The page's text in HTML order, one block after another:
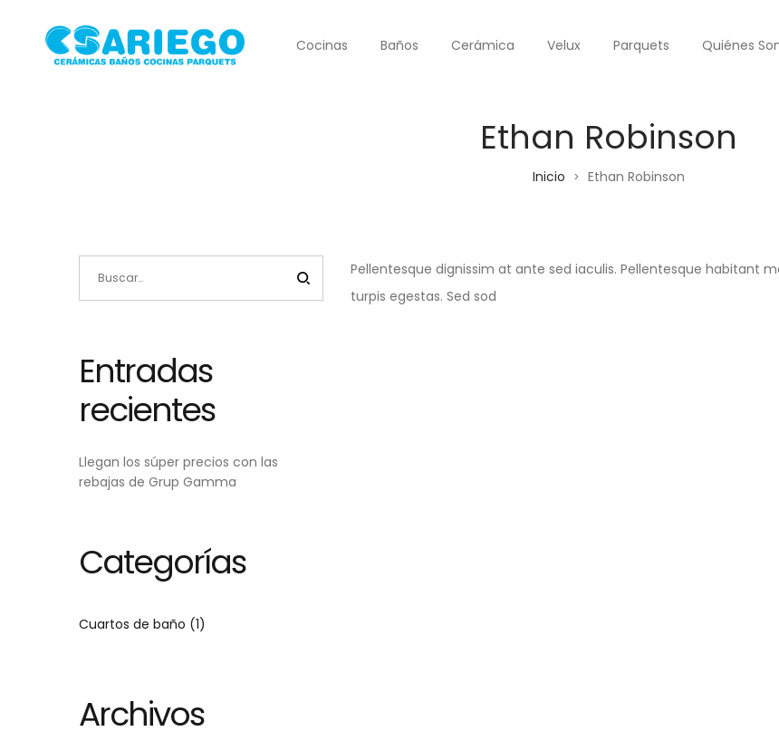
Cocinas Baños Cerámica Velux Parquets Quiénes
Ethan Robinson
Inicio > Ethan Robinson
Pellentesque dignissim at ante sed iaculis. Pellentesque habitant
turpis egestas. Sed sod
Entradas
recientes
Llegan los súper precios con las
rebajas de Grup Gamma
Categorías
Cuartos de baño (1)
Archivos